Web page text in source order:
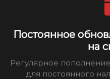
Постоянное
на
Регулярное
для постоянного